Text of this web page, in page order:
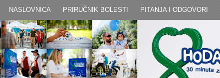
NASLOVNICA PRIRUČNIK BOLESTI PITANJA I ODGOVORI